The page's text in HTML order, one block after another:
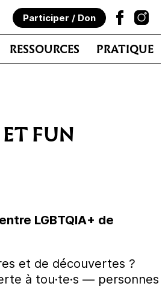
RESSOURCES PRATIQUE
Participer / Don
FUN
LGBTQIA+ de
et de découvertes ?
à tou·te·s — personnes